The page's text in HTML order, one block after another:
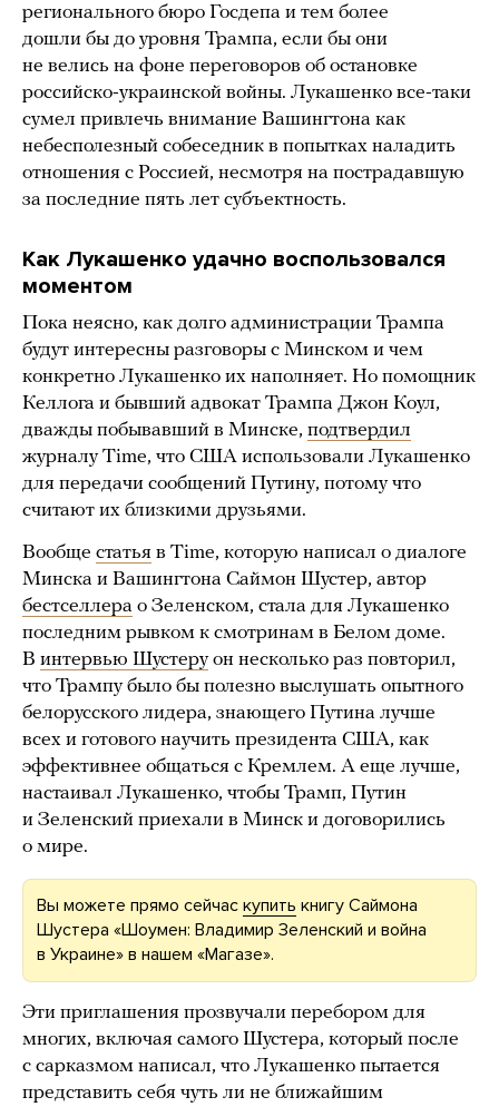
регионального бюро Госдепа и тем более
дошли бы до уровня Трампа, если бы они
не велись на фоне переговоров об остановке
российско-украинской войны. Лукашенко все-таки
сумел привлечь внимание Вашингтона как
небесполезный собеседник в попытках наладить
отношения с Россией, несмотря на пострадавшую
за последние пять лет субъектность.
Как Лукашенко удачно воспользовался
моментом
Пока неясно, как долго администрации Трампа
будут интересны разговоры с Минском и чем
конкретно Лукашенко их наполняет. Но помощник
Келлога и бывший адвокат Трампа Джон Коул,
дважды побывавший в Минске, подтвердил
журналу Time, что США использовали Лукашенко
для передачи сообщений Путину, потому что
считают их близкими друзьями.
Вообще статья в Time, которую написал о диалоге
Минска и Вашингтона Саймон Шустер, автор
бестселлера о Зеленском, стала для Лукашенко
последним рывком к смотринам в Белом доме.
В интервью Шустеруон несколько раз повторил,
что Трампу было бы полезно выслушать опытного
белорусского лидера, знающего Путина лучше
всех и готового научить президента США, как
эффективнее общаться с Кремлем. А еще лучше,
настаивал Лукашенко, чтобы Трамп, Путин
и Зеленский приехали в Минск и договорились
о мире.
Вы можете прямо сейчас купить книгу Саймона
Шустера «Шоумен: Владимир Зеленский и война
в Украине» в нашем «Магазе».
Эти приглашения прозвучали перебором для
многих, включая самого Шустера, который после
с сарказмом написал, что Лукашенко пытается
представить себя чуть ли не ближайшим